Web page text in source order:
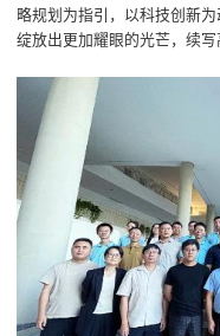
略规划为指引，以科技创新
绽放出更加耀眼的光芒，续写